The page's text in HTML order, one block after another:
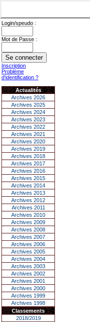
Login/speudo :
Mot de Passe :
Inscription
Problème
d'identification ?
Actualités
Archives 2026
Archives 2025
Archives 2024
Archives 2023
Archives 2022
Archives 2021
Archives 2020
Archives 2019
Archives 2018
Archives 2017
Archives 2016
Archives 2015
Archives 2014
Archives 2013
Archives 2012
Archives 2011
Archives 2010
Archives 2009
Archives 2008
Archives 2007
Archives 2006
Archives 2005
Archives 2004
Archives 2003
Archives 2002
Archives 2001
Archives 2000
Archives 1999
Archives 1998
Classements
2018/2019